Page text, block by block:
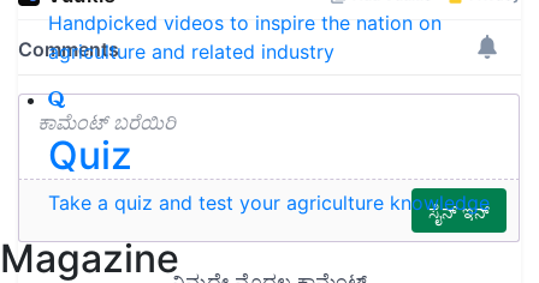
Handpicked videos to inspire the nation on
agriculture and related industry
Quiz
Take a quiz and test your agriculture knowledge
Magazine